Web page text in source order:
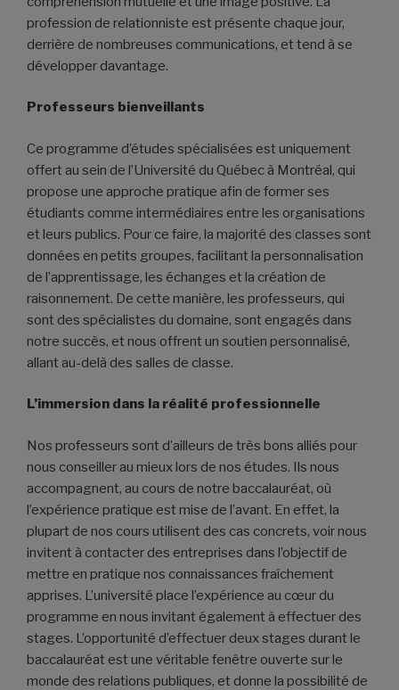
profession de relationniste est présente chaque jour,
derrière de nombreuses communications, et tend à se
développer davantage.
Professeurs bienveillants
Ce programme d’études spécialisées est uniquement
offert au sein de l’Université du Québec à Montréal, qui
propose une approche pratique afin de former ses
étudiants comme intermédiaires entre les organisations
et leurs publics. Pour ce faire, la majorité des classes sont
données en petits groupes, facilitant la personnalisation
de l’apprentissage, les échanges et la création de
raisonnement. De cette manière, les professeurs, qui
sont des spécialistes du domaine, sont engagés dans
notre succès, et nous offrent un soutien personnalisé,
allant au-delà des salles de classe.
L’immersion dans la réalité professionnelle
Nos professeurs sont d’ailleurs de très bons alliés pour
nous conseiller au mieux lors de nos études. Ils nous
accompagnent, au cours de notre baccalauréat, où
l’expérience pratique est mise de l’avant. En effet, la
plupart de nos cours utilisent des cas concrets, voir nous
invitent à contacter des entreprises dans l’objectif de
mettre en pratique nos connaissances fraîchement
apprises. L’université place l’expérience au cœur du
programme en nous invitant également à effectuer des
stages. L’opportunité d’effectuer deux stages durant le
baccalauréat est une véritable fenêtre ouverte sur le
monde des relations publiques, et donne la possibilité de